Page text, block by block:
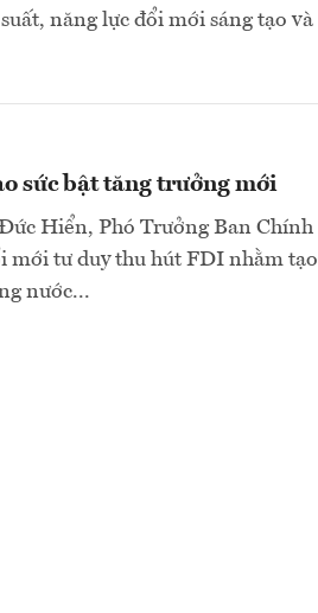
năng lực đổi mới sáng tạo và
sức bật tăng trưởng mới
Hiển, Phó Trưởng Ban Chính
mới tư duy thu hút FDI nhằm tạo
nước...